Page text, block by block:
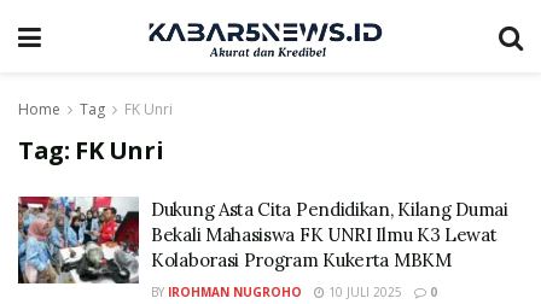
Home Tag FK Unri
Tag: FK Unri
Dukung Asta Cita Pendidikan, Kilang Dumai
Bekali Mahasiswa FK UNRI Ilmu K3 Lewat
Kolaborasi Program Kukerta MBKM
BY IROHMAN NUGROHO 10 JULI 2025 0